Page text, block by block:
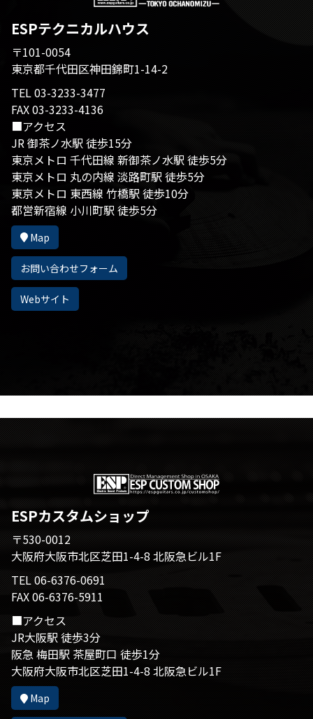
ESPテクニカルハウス
〒101-0054
東京都千代田区神田錦町1-14-2
TEL 03-3233-3477
FAX 03-3233-4136
■アクセス
JR 御茶ノ水駅 徒歩15分
東京メトロ 千代田線 新御茶ノ水駅 徒歩5分
東京メトロ 丸の内線 淡路町駅 徒歩5分
東京メトロ 東西線 竹橋駅 徒歩10分
都営新宿線 小川町駅 徒歩5分
Map
お問い合わせフォーム
Webサイト
ESPカスタムショップ
〒530-0012
大阪府大阪市北区芝田1-4-8 北阪急ビル1F
TEL 06-6376-0691
FAX 06-6376-5911
■アクセス
JR大阪駅 徒歩3分
阪急 梅田駅 茶屋町口 徒歩1分
大阪府大阪市北区芝田1-4-8 北阪急ビル1F
Map